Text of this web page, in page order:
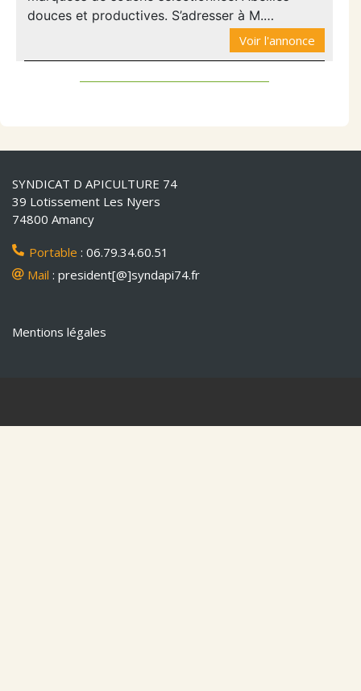
douces et productives. S’adresser à M.…
Voir l'annonce
SYNDICAT D APICULTURE 74
39 Lotissement Les Nyers
74800 Amancy
Portable : 06.79.34.60.51
Mail : president[@]syndapi74.fr
Mentions légales